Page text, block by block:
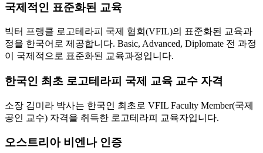
국제적인 표준화된 교육
빅터 프랭클 로고테라피 국제 협회(VFIL)의 표준화된 교육과
정을 한국어로 제공합니다. Basic, Advanced, Diplomate 전 과정
이 국제적으로 표준화된 교육과정입니다.
한국인 최초 로고테라피 국제 교육 교수 자격
소장 김미라 박사는 한국인 최초로 VFIL Faculty Member(국제
공인 교수) 자격을 취득한 로고테라피 교육자입니다.
오스트리아 비엔나 인증